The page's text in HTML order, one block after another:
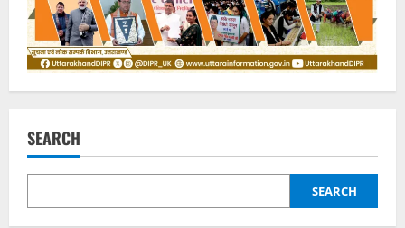
SEARCH
SEARCH